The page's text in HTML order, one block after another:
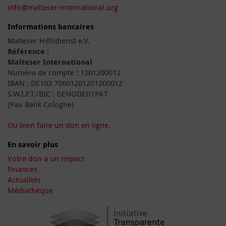
info@malteser-international.org
Informations bancaires
Malteser Hilfsdienst e.V.
Référence :
Malteser International
Numéro de compte : 1201200012
IBAN : DE103 70601201201200012
S.W.I.F.T./BIC : GENODED1PA7
(Pax Bank Cologne)
Ou bien faire un don en ligne.
En savoir plus
Votre don a un impact
Finances
Actualités
Médiathèque